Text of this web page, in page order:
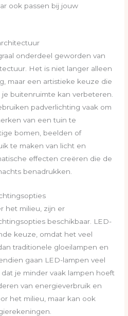
ook passen bij jouw
onderdeel geworden van
Het is niet langer alleen
maar een artistieke keuze die
buitenruimte kan verbeteren.
padverlichting vaak om
van een tuin te
bomen, beelden of
te maken van licht en
effecten creëren die de
benadrukken.
het milieu, zijn er
beschikbaar. LED-
keuze, omdat het veel
traditionele gloeilampen en
gaan LED-lampen veel
je minder vaak lampen hoeft
van energieverbruik en
het milieu, maar kan ook